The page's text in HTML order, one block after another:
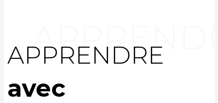
APPRENDRE
avec